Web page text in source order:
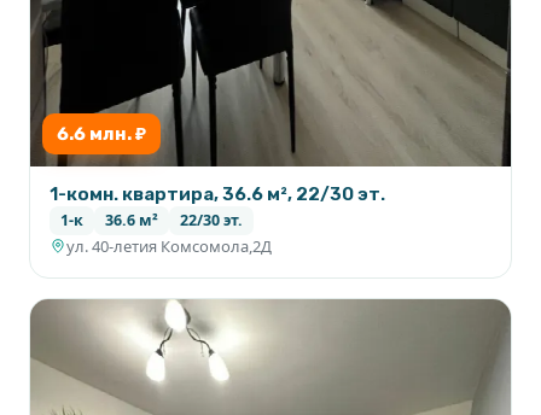
6.6 млн. ₽
1-комн. квартира, 36.6 м², 22/30 эт.
1-к 36.6 м² 22/30 эт.
ул. 40-летия Комсомола,2Д